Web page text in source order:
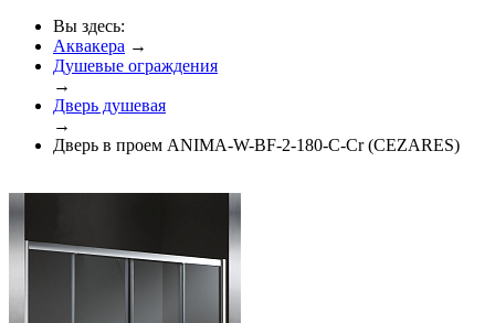
Вы здесь:
Аквакера →
Душевые ограждения
→
Дверь душевая
→
Дверь в проем ANIMA-W-BF-2-180-C-Cr (CEZARES)